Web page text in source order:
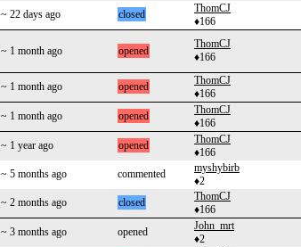
~ 22 days ago closed
ThomCJ
♦166
~ 1 month ago opened
ThomCJ
♦166
~ 1 month ago opened
ThomCJ
♦166
~ 1 month ago opened
ThomCJ
♦166
~ 1 year ago opened
ThomCJ
♦166
~ 5 months ago commented
myshybirb
♦2
~ 2 months ago closed
ThomCJ
♦166
~ 3 months ago opened
John_mrt
♦2